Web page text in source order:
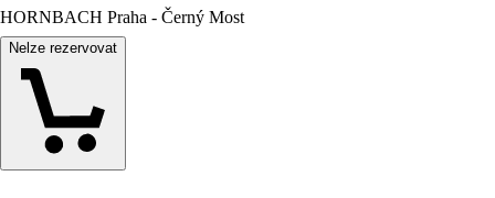
HORNBACH Praha - Černý Most
Nelze rezervovat